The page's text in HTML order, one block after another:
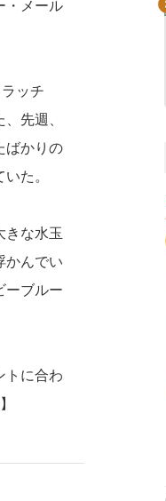
・メール
ッチ
先週、
ばかりの
た。
きな水玉
かんでい
ーブルー
トに合わ